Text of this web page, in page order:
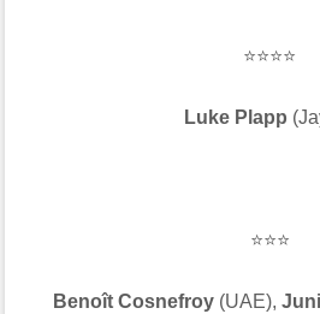
⭐⭐⭐⭐
Luke Plapp
⭐⭐⭐
Benoît Cosnefroy (UAE),